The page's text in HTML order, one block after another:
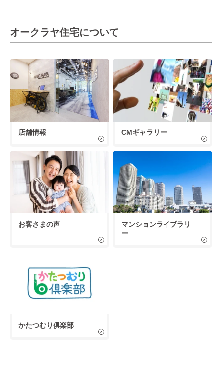
オークラヤ住宅について
店舗情報 CMギャラリー
お客さまの声
マンションライブラリ
ー
かたつむり俱楽部